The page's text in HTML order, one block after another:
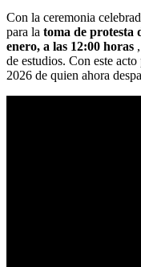
Con la ceremonia
para la toma de protesta
enero, a las 12:00 horas
de estudios. Con este
2026 de quien ahora